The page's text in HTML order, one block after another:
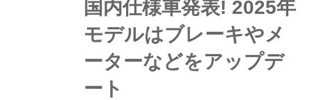
国内仕様車発表! 2025年
モデルはブレーキやメ
ーターなどをアップデ
ート